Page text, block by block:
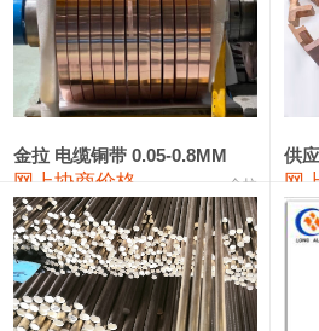
无氧铜丝(硬) 109,710—110,010
R410A专用紫铜管 113,700—113,700
铸造铝合金锭(A380） 26,300—26,500
铝合金ADC12 24,200—24,400
铸造铝合金锭(ZL102) 24,300—24,500
金拉 电缆铜带 0.05-0.8MM
网上协商价格 金拉
供
网